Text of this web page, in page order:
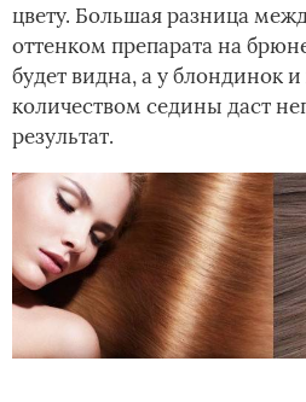
цвету. Большая разница
оттенком препарата на
будет видна, а у блондинок
количеством седины даст
результат.